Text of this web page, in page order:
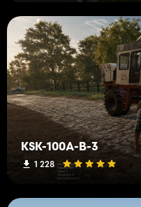
KSK-100A-B-3
1 228